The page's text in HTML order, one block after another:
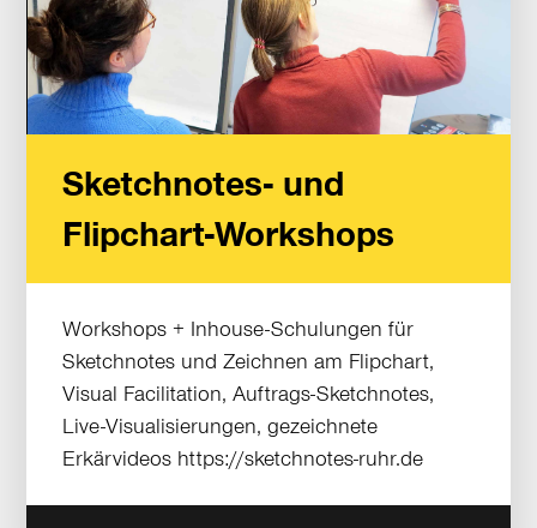
Sketchnotes- und
Flipchart-Workshops
Workshops + Inhouse-Schulungen für
Sketchnotes und Zeichnen am Flipchart,
Visual Facilitation, Auftrags-Sketchnotes,
Live-Visualisierungen, gezeichnete
Erkärvideos https://sketchnotes-ruhr.de